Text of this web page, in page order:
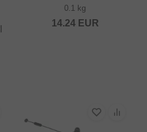
0.1 kg
14.24EUR